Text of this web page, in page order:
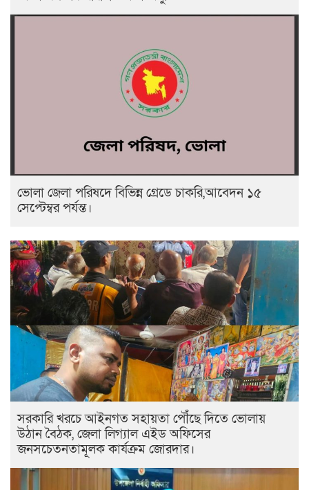
ভোলা জেলা পরিষদে বিভিন্ন গ্রেডে চাকরি,আবেদন ১৫
সেপ্টেম্বর পর্যন্ত।
সরকারি খরচে আইনগত সহায়তা পৌঁছে দিতে ভোলায়
উঠান বৈঠক, জেলা লিগ্যাল এইড অফিসের
জনসচেতনতামূলক কার্যক্রম জোরদার।